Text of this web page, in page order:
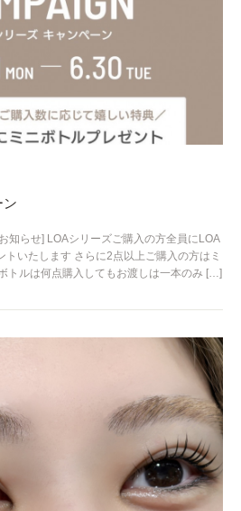
ン
知らせ] LOAシリーズご購入の方全員にLOA
いたします さらに2点以上ご購入の方はミ
トルは何点購入してもお渡しは一本のみ […]